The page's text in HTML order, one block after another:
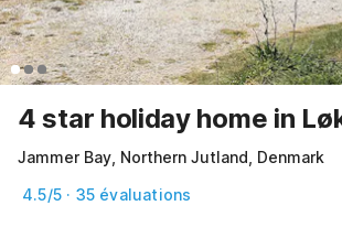
4 star holiday home in
Jammer Bay, Northern Jutland, Denmark
4.5/5 · 35 évaluations